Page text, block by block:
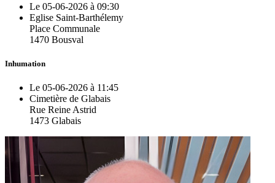
Le 05-06-2026 à 09:30
Eglise Saint-Barthélemy
Place Communale
1470 Bousval
Inhumation
Le 05-06-2026 à 11:45
Cimetière de Glabais
Rue Reine Astrid
1473 Glabais